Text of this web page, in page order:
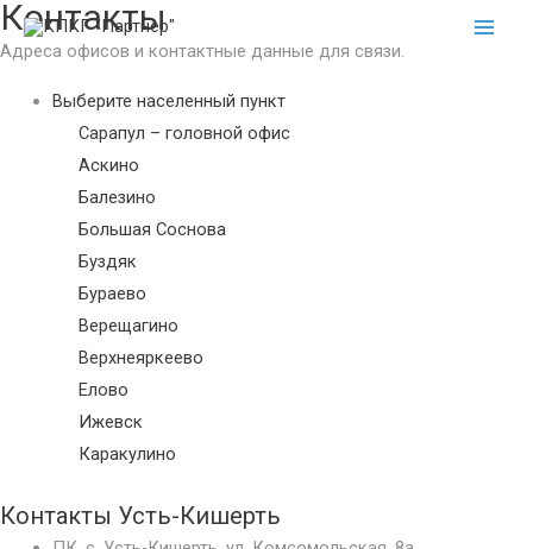
Перейти
к
Main
Контакты
Адреса офисов и контактные данные для связи.
Main
Menu
Выберите населенный пункт
Сарапул – головной офис
Аскино
Балезино
Большая Соснова
Буздяк
Бураево
Верещагино
Верхнеяркеево
Елово
Ижевск
Каракулино
Куеда
Контакты Усть-Кишерть